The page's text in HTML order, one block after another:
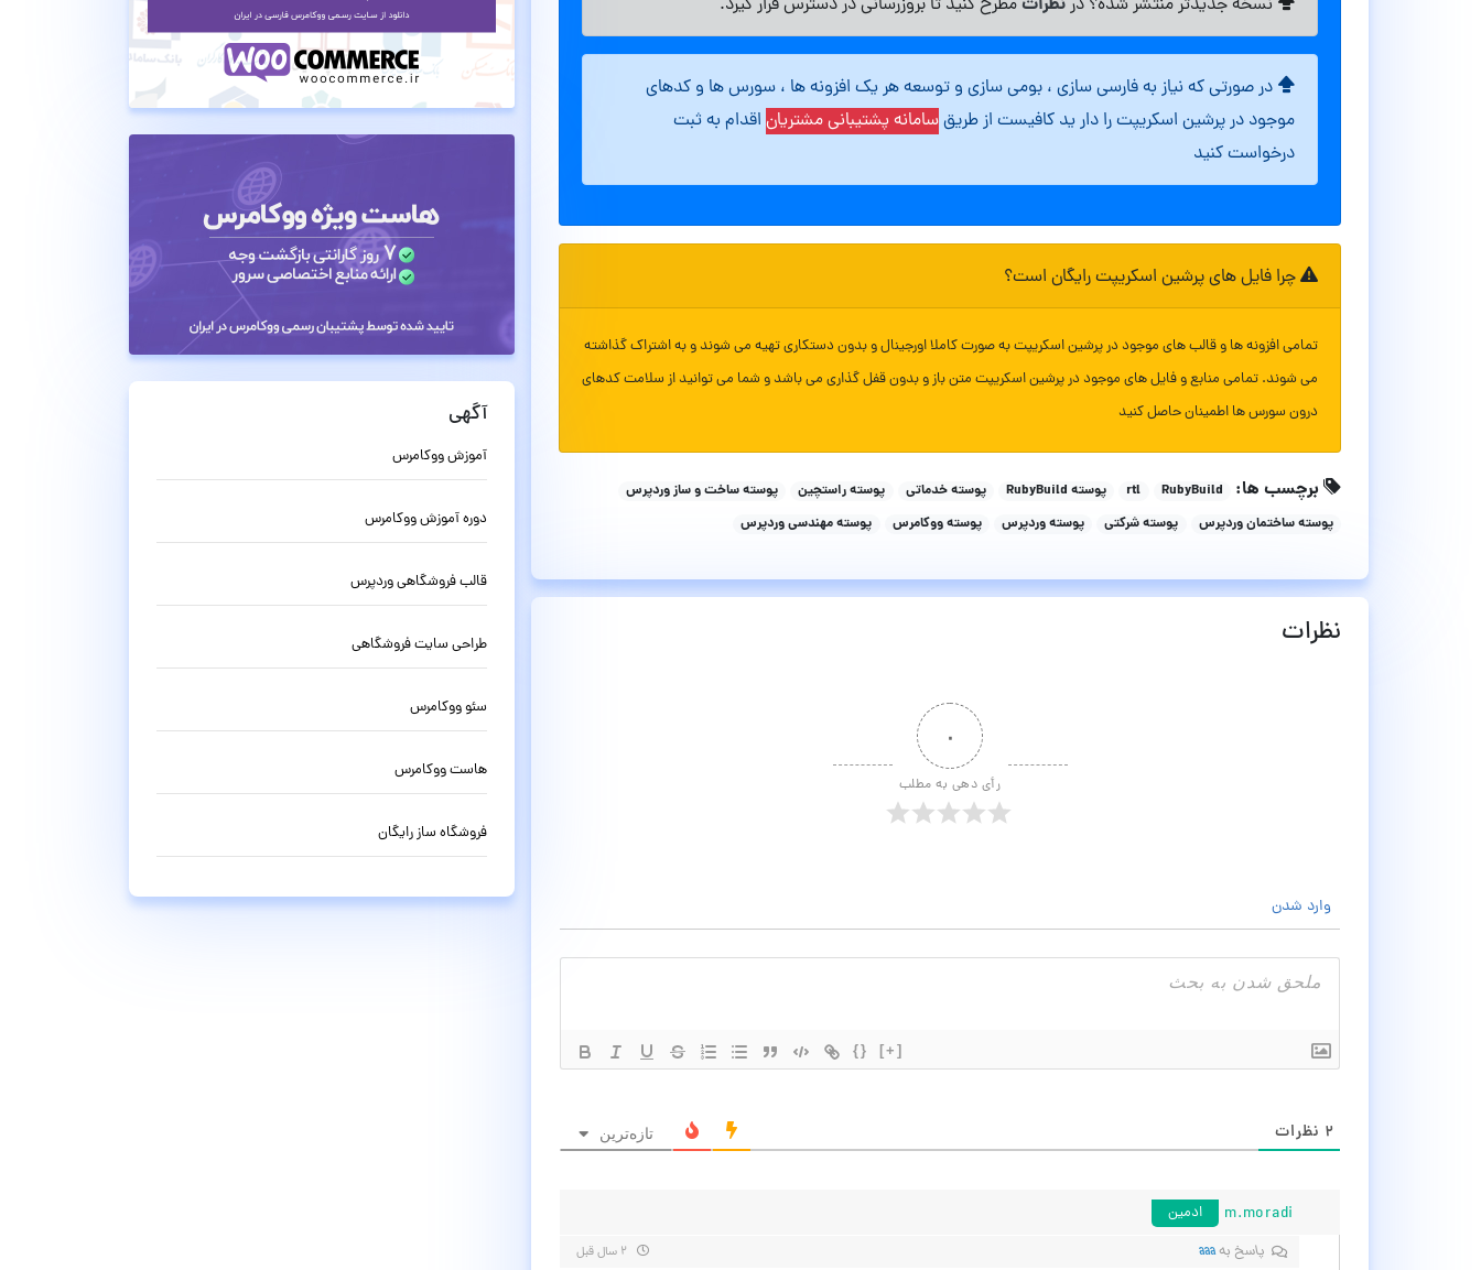
نسخه جدیدتر منتشر شده؟ در مطرح کنید تا بروزرسانی در دسترس قرار گیرد.
در صورتی که نیاز به فارسی سازی ، بومی سازی و توسعه هر یک افزونه ها ، سورس ها و کدهای
موجود در پرشین اسکریپت را دار ید کافیست از طریقسامانه پشتیبانی مشتریان اقدام به ثبت
درخواست کنید
چرا فایل های پرشین اسکریپت رایگان است؟
تمامی افزونه ها و قالب های موجود در پرشین اسکریپت به صورت کاملا اورجینال و بدون دستکاری تهیه می شوند و به اشتراک گذاشته
می شوند. تمامی منابع و فایل های موجود در پرشین اسکریپت متن باز و بدون قفل گذاری می باشد و شما می توانید از سلامت کدهای
درون سورس ها اطمینان حاصل کنید
برچسب ها: RubyBuild
rtl پوسته RubyBuild پوسته خدماتی پوسته راستچین
پوسته ساخت و ساز وردپرس
پوسته ساختمان وردپرس
پوسته شرکتی پوسته وردپرس پوسته ووکامرس پوسته مهندسی وردپرس
نظرات
۰
رأی دهی به مطلب
وارد شدن
{} [+]
۲ نظرات تازه‌ترین
m.moradi
ادمین
پاسخ بهaaa
آگهی
آموزش ووکامرس
دوره آموزش ووکامرس
قالب فروشگاهی وردپرس
طراحی سایت فروشگاهی
سئو ووکامرس
هاست ووکامرس
فروشگاه ساز رایگان